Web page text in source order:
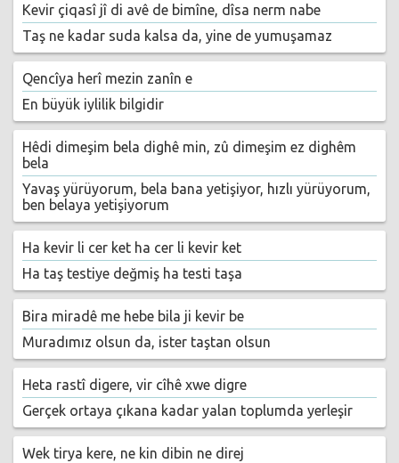
Kevir çiqasî jî di avê de bimîne, dîsa nerm nabe
Taş ne kadar suda kalsa da, yine de yumuşamaz
Qencîya herî mezin zanîn e
En büyük iylilik bilgidir
Hêdi dimeşim bela dighê min, zû dimeşim ez dighêm
bela
Yavaş yürüyorum, bela bana yetişiyor, hızlı yürüyorum,
ben belaya yetişiyorum
Ha kevir li cer ket ha cer li kevir ket
Ha taş testiye değmiş ha testi taşa
Bira miradê me hebe bila ji kevir be
Muradımız olsun da, ister taştan olsun
Heta rastî digere, vir cîhê xwe digre
Gerçek ortaya çıkana kadar yalan toplumda yerleşir
Wek tirya kere, ne kin dibin ne direj